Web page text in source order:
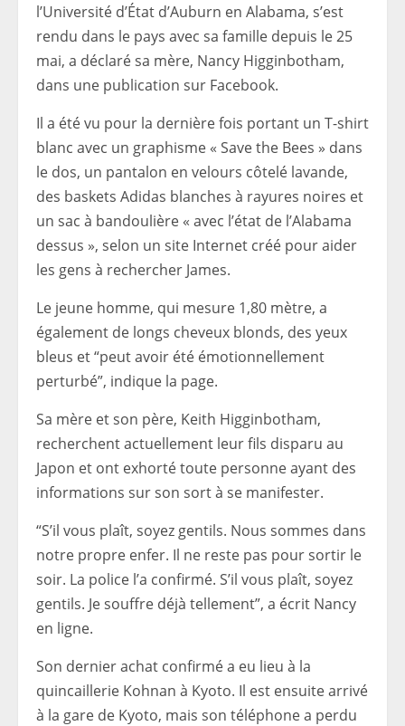
l’Université d’État d’Auburn en Alabama, s’est
rendu dans le pays avec sa famille depuis le 25
mai, a déclaré sa mère, Nancy Higginbotham,
dans une publication sur Facebook.
Il a été vu pour la dernière fois portant un T-shirt
blanc avec un graphisme « Save the Bees » dans
le dos, un pantalon en velours côtelé lavande,
des baskets Adidas blanches à rayures noires et
un sac à bandoulière « avec l’état de l’Alabama
dessus », selon un site Internet créé pour aider
les gens à rechercher James.
Le jeune homme, qui mesure 1,80 mètre, a
également de longs cheveux blonds, des yeux
bleus et “peut avoir été émotionnellement
perturbé”, indique la page.
Sa mère et son père, Keith Higginbotham,
recherchent actuellement leur fils disparu au
Japon et ont exhorté toute personne ayant des
informations sur son sort à se manifester.
“S’il vous plaît, soyez gentils. Nous sommes dans
notre propre enfer. Il ne reste pas pour sortir le
soir. La police l’a confirmé. S’il vous plaît, soyez
gentils. Je souffre déjà tellement”, a écrit Nancy
en ligne.
Son dernier achat confirmé a eu lieu à la
quincaillerie Kohnan à Kyoto. Il est ensuite arrivé
à la gare de Kyoto, mais son téléphone a perdu